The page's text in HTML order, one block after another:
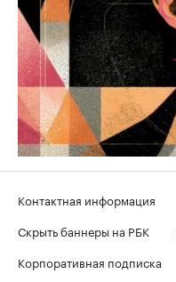
Контактная информация
Скрыть баннеры на РБК
Корпоративная подписка